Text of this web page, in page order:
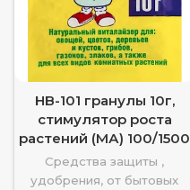
HB-101 гранулы 10г,
стимулятор роста
растений (МА) 100/1500
Средства защиты ,
удобрения, от бытовых